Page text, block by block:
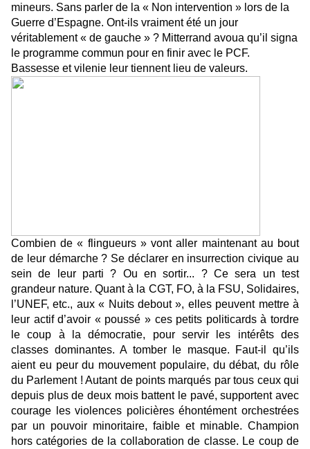
mineurs. Sans parler de la « Non intervention » lors de la
Guerre d’Espagne. Ont-ils vraiment été un jour
véritablement « de gauche » ? Mitterrand avoua qu’il signa
le programme commun pour en finir avec le PCF.
Bassesse et vilenie leur tiennent lieu de valeurs.
Combien de « flingueurs » vont aller maintenant au bout
de leur démarche ? Se déclarer en insurrection civique au
sein de leur parti ? Ou en sortir... ? Ce sera un test
grandeur nature. Quant à la CGT, FO, à la FSU, Solidaires,
l’UNEF, etc., aux « Nuits debout », elles peuvent mettre à
leur actif d’avoir « poussé » ces petits politicards à tordre
le coup à la démocratie, pour servir les intérêts des
classes dominantes. A tomber le masque. Faut-il qu’ils
aient eu peur du mouvement populaire, du débat, du rôle
du Parlement ! Autant de points marqués par tous ceux qui
depuis plus de deux mois battent le pavé, supportent avec
courage les violences policières éhontément orchestrées
par un pouvoir minoritaire, faible et minable. Champion
hors catégories de la collaboration de classe. Le coup de